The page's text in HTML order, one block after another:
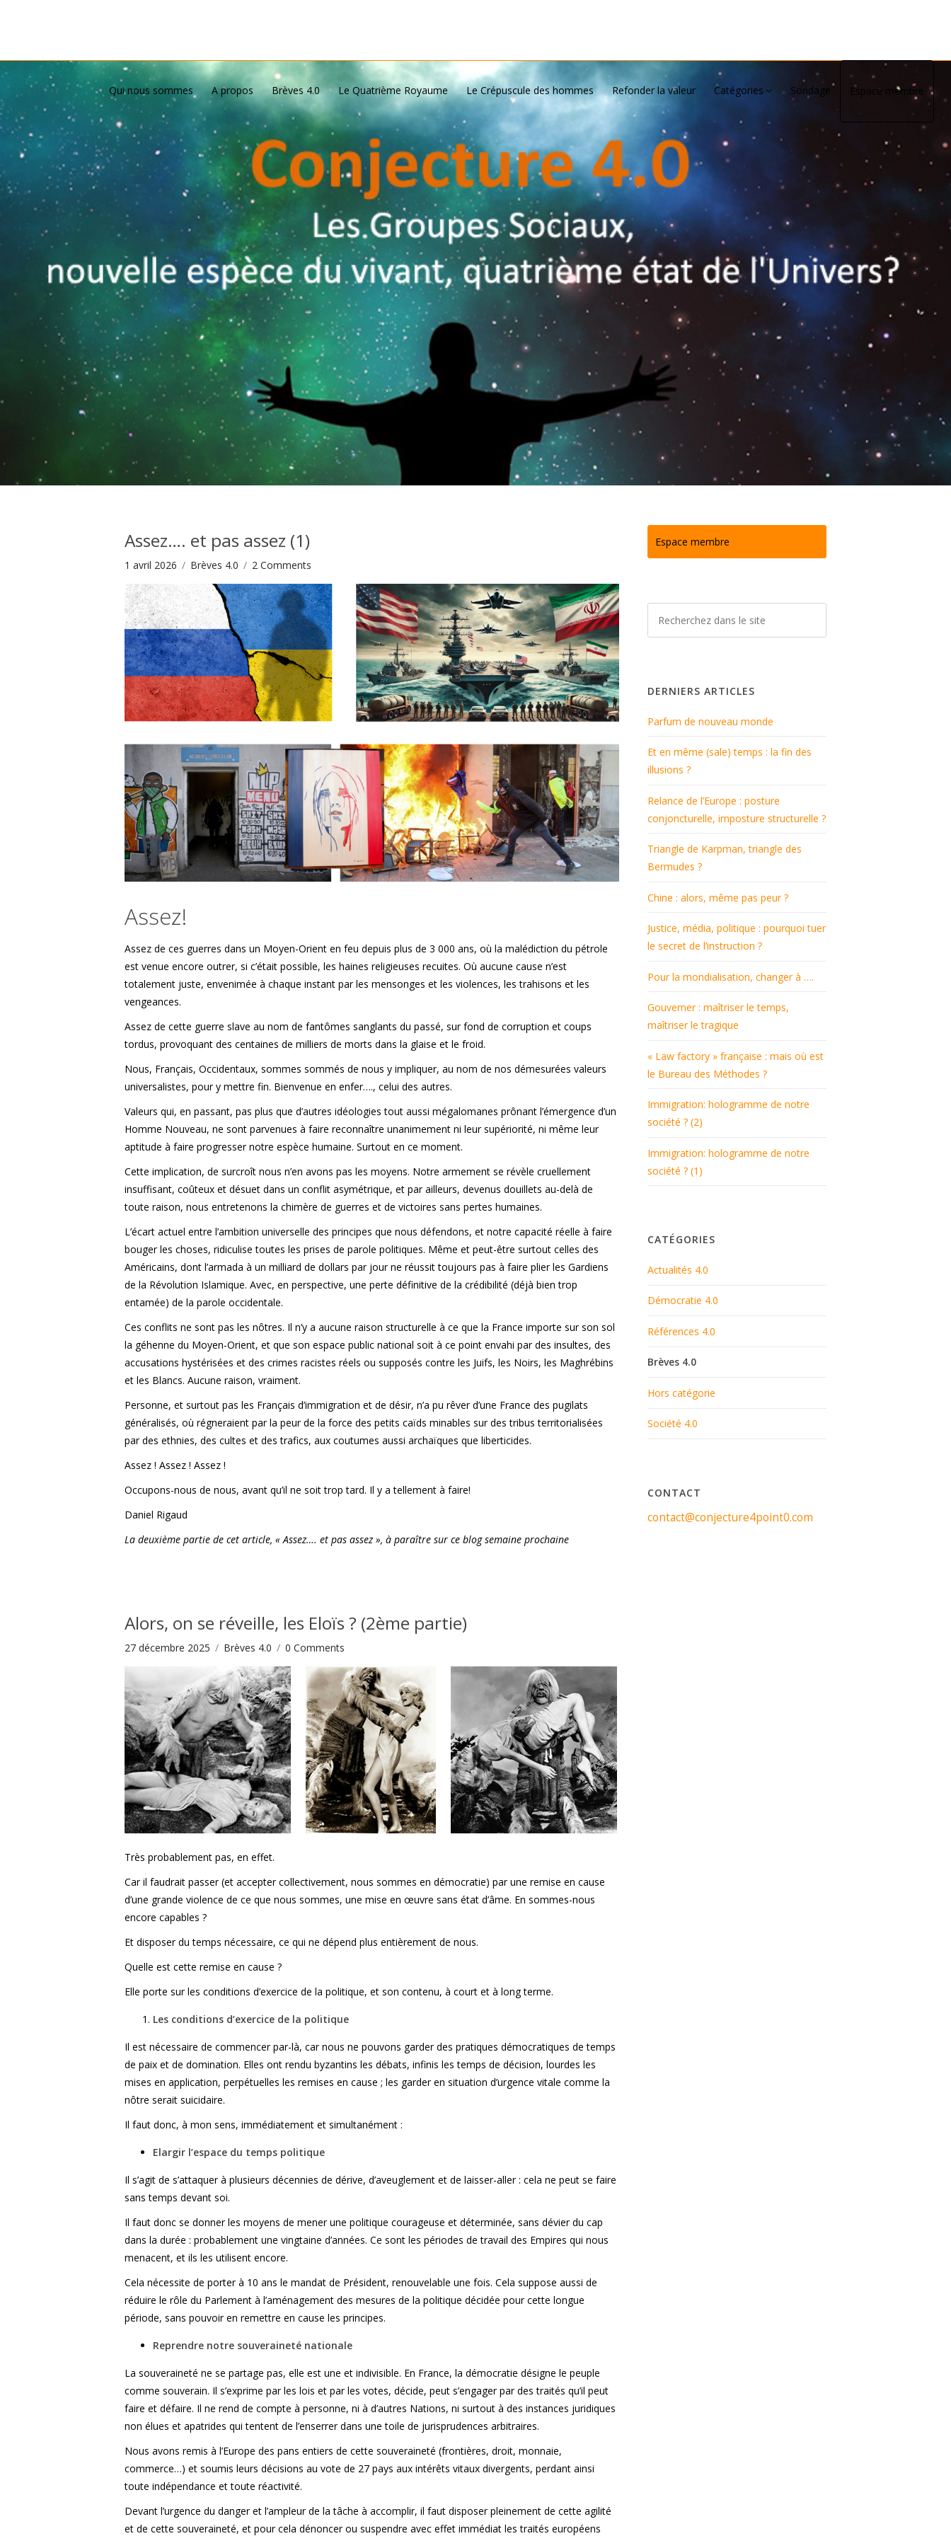
Qui nous sommes A propos Brèves 4.0 Le Quatrième Royaume Le Crépuscule des hommes Refonder la valeur Catégories Sondage Espace membre
Assez…. et pas assez (1)
1 avril 2026 Brèves 4.0 2 Comments
Assez!
Assez de ces guerres dans un Moyen-Orient en feu depuis plus de 3 000 ans, où la malédiction du pétrole
est venue encore outrer, si c’était possible, les haines religieuses recuites. Où aucune cause n’est
totalement juste, envenimée à chaque instant par les mensonges et les violences, les trahisons et les
vengeances.
Assez de cette guerre slave au nom de fantômes sanglants du passé, sur fond de corruption et coups
tordus, provoquant des centaines de milliers de morts dans la glaise et le froid.
Nous, Français, Occidentaux, sommes sommés de nous y impliquer, au nom de nos démesurées valeurs
universalistes, pour y mettre fin. Bienvenue en enfer…., celui des autres.
Valeurs qui, en passant, pas plus que d’autres idéologies tout aussi mégalomanes prônant l’émergence d’un
Homme Nouveau, ne sont parvenues à faire reconnaître unanimement ni leur supériorité, ni même leur
aptitude à faire progresser notre espèce humaine. Surtout en ce moment.
Cette implication, de surcroît nous n’en avons pas les moyens. Notre armement se révèle cruellement
insuffisant, coûteux et désuet dans un conflit asymétrique, et par ailleurs, devenus douillets au-delà de
toute raison, nous entretenons la chimère de guerres et de victoires sans pertes humaines.
L’écart actuel entre l’ambition universelle des principes que nous défendons, et notre capacité réelle à faire
bouger les choses, ridiculise toutes les prises de parole politiques. Même et peut-être surtout celles des
Américains, dont l’armada à un milliard de dollars par jour ne réussit toujours pas à faire plier les Gardiens
de la Révolution Islamique. Avec, en perspective, une perte définitive de la crédibilité (déjà bien trop
entamée) de la parole occidentale.
Ces conflits ne sont pas les nôtres. Il n’y a aucune raison structurelle à ce que la France importe sur son sol
la géhenne du Moyen-Orient, et que son espace public national soit à ce point envahi par des insultes, des
accusations hystérisées et des crimes racistes réels ou supposés contre les Juifs, les Noirs, les Maghrébins
et les Blancs. Aucune raison, vraiment.
Personne, et surtout pas les Français d’immigration et de désir, n’a pu rêver d’une France des pugilats
généralisés, où régneraient par la peur de la force des petits caïds minables sur des tribus territorialisées
par des ethnies, des cultes et des trafics, aux coutumes aussi archaïques que liberticides.
Assez ! Assez ! Assez !
Occupons-nous de nous, avant qu’il ne soit trop tard. Il y a tellement à faire!
Daniel Rigaud
La deuxième partie de cet article, « Assez…. et pas assez », à paraître sur ce blog semaine prochaine
Alors, on se réveille, les Eloïs ? (2ème partie)
27 décembre 2025 Brèves 4.0 0 Comments
Très probablement pas, en effet.
Car il faudrait passer (et accepter collectivement, nous sommes en démocratie) par une remise en cause
d’une grande violence de ce que nous sommes, une mise en œuvre sans état d’âme. En sommes-nous
encore capables ?
Et disposer du temps nécessaire, ce qui ne dépend plus entièrement de nous.
Quelle est cette remise en cause ?
Elle porte sur les conditions d’exercice de la politique, et son contenu, à court et à long terme.
Les conditions d’exercice de la politique
Il est nécessaire de commencer par-là, car nous ne pouvons garder des pratiques démocratiques de temps
de paix et de domination. Elles ont rendu byzantins les débats, infinis les temps de décision, lourdes les
mises en application, perpétuelles les remises en cause ; les garder en situation d’urgence vitale comme la
nôtre serait suicidaire.
Il faut donc, à mon sens, immédiatement et simultanément :
Elargir l’espace du temps politique
Il s’agit de s’attaquer à plusieurs décennies de dérive, d’aveuglement et de laisser-aller : cela ne peut se faire
sans temps devant soi.
Il faut donc se donner les moyens de mener une politique courageuse et déterminée, sans dévier du cap
dans la durée : probablement une vingtaine d’années. Ce sont les périodes de travail des Empires qui nous
menacent, et ils les utilisent encore.
Cela nécessite de porter à 10 ans le mandat de Président, renouvelable une fois. Cela suppose aussi de
réduire le rôle du Parlement à l’aménagement des mesures de la politique décidée pour cette longue
période, sans pouvoir en remettre en cause les principes.
Reprendre notre souveraineté nationale
La souveraineté ne se partage pas, elle est une et indivisible. En France, la démocratie désigne le peuple
comme souverain. Il s’exprime par les lois et par les votes, décide, peut s’engager par des traités qu’il peut
faire et défaire. Il ne rend de compte à personne, ni à d’autres Nations, ni surtout à des instances juridiques
non élues et apatrides qui tentent de l’enserrer dans une toile de jurisprudences arbitraires.
Nous avons remis à l’Europe des pans entiers de cette souveraineté (frontières, droit, monnaie,
commerce…) et soumis leurs décisions au vote de 27 pays aux intérêts vitaux divergents, perdant ainsi
toute indépendance et toute réactivité.
Devant l’urgence du danger et l’ampleur de la tâche à accomplir, il faut disposer pleinement de cette agilité
et de cette souveraineté, et pour cela dénoncer ou suspendre avec effet immédiat les traités européens
Espace membre
DERNIERS ARTICLES
Parfum de nouveau monde
Et en même (sale) temps : la fin des
illusions ?
Relance de l’Europe : posture
conjoncturelle, imposture structurelle ?
Triangle de Karpman, triangle des
Bermudes ?
Chine : alors, même pas peur ?
Justice, média, politique : pourquoi tuer
le secret de l’instruction ?
Pour la mondialisation, changer à ….
Gouverner : maîtriser le temps,
maîtriser le tragique
« Law factory » française : mais où est
le Bureau des Méthodes ?
Immigration: hologramme de notre
société ? (2)
Immigration: hologramme de notre
société ? (1)
CATÉGORIES
Actualités 4.0
Démocratie 4.0
Références 4.0
Brèves 4.0
Hors catégorie
Société 4.0
CONTACT
contact@conjecture4point0.com